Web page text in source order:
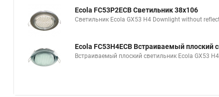
Ecola FC53P2ECB Светильник 38x106
Светильник Ecola GX53 H4 Downlight without
Ecola FC53H4ECB Встраиваемый плоский
Встраиваемый плоский светильник Ecola GX53